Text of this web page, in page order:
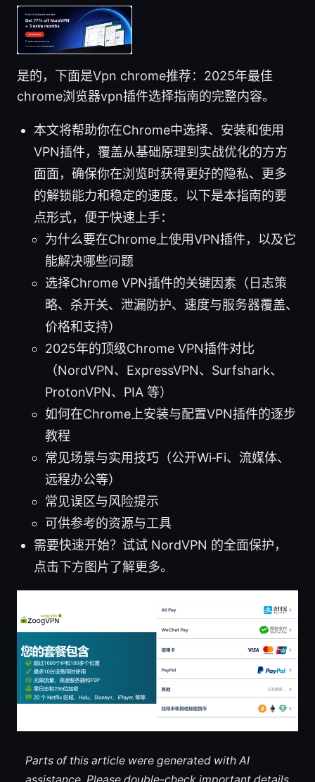
是的，下面是Vpn chrome推荐：2025年最佳
chrome浏览器vpn插件选择指南的完整内容。
本文将帮助你在Chrome中选择、安装和使用
VPN插件，覆盖从基础原理到实战优化的方方
面面，确保你在浏览时获得更好的隐私、更多
的解锁能力和稳定的速度。以下是本指南的要
点形式，便于快速上手：
为什么要在Chrome上使用VPN插件，以及它
能解决哪些问题
选择Chrome VPN插件的关键因素（日志策
略、杀开关、泄漏防护、速度与服务器覆盖、
价格和支持）
2025年的顶级Chrome VPN插件对比
（NordVPN、ExpressVPN、Surfshark、
ProtonVPN、PIA 等）
如何在Chrome上安装与配置VPN插件的逐步
教程
常见场景与实用技巧（公开Wi‑Fi、流媒体、
远程办公等）
常见误区与风险提示
可供参考的资源与工具
需要快速开始？试试 NordVPN 的全面保护，
点击下方图片了解更多。
Parts of this article were generated with AI